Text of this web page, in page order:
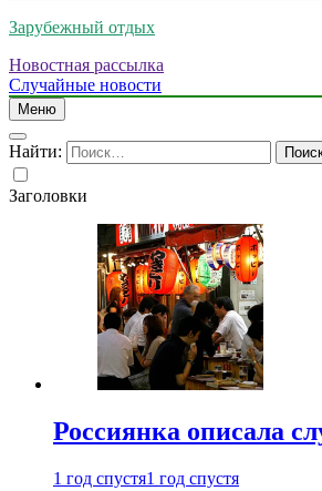
Зарубежный отдых
Новостная рассылка
Случайные новости
Меню
Найти:
Заголовки
Россиянка описала
1 год спустя1 год спустя